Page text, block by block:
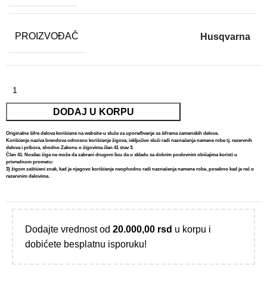
PROIZVOĐAČ Husqvarna
DODAJ U KORPU
Alternative:
Originalne šifre delova korišćene na website-u služe za upoređivanje sa šiframa zamenskih delova.
Korišćenje naziva brendova odnosno korišćenje žigova, isključivo služi radi naznačenja namene robe tj. rezervnih
delova i pribora, shodno Zakonu o žigovima član 41 stav 3.
Član 41. Nosilac žiga ne može da zabrani drugom licu da u skladu sa dobrim poslovnim običajima koristi u
privrednom prometu:
3) žigom zaštićeni znak, kad je njegovo korišćenje neophodno radi naznačenja namene robe, posebno kad je reč o
rezervnim delovima.
Dodajte vrednost od20.000,00 rsd u korpu i
dobićete besplatnu isporuku!